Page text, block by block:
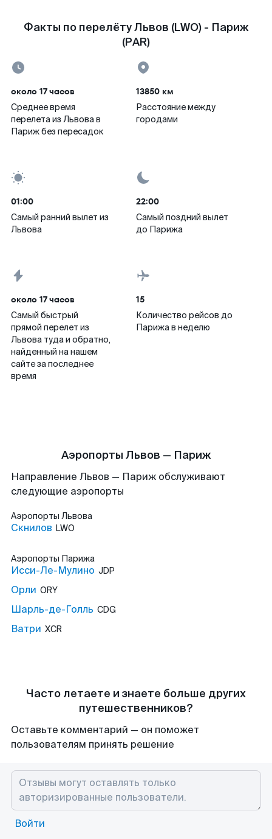
Факты по перелёту Львов (LWO) - Париж
(PAR)
около 17 часов
Среднее время
перелета из Львова в
Париж без пересадок
13850 км
Расстояние между
городами
01:00
Самый ранний вылет из
Львова
22:00
Самый поздний вылет
до Парижа
около 17 часов
Самый быстрый
прямой перелет из
Львова туда и обратно,
найденный на нашем
сайте за последнее
время
15
Количество рейсов до
Парижа в неделю
Аэропорты Львов — Париж
Направление Львов — Париж обслуживают
следующие аэропорты
Аэропорты Львова
Скнилов LWO
Аэропорты Парижа
Исси-Ле-Мулино JDP
Орли ORY
Шарль-де-Голль CDG
Ватри XCR
Часто летаете и знаете больше других
путешественников?
Оставьте комментарий — он поможет
пользователям принять решение
Войти